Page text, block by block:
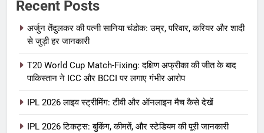
Recent Posts
अर्जुन तेंदुलकर की पत्नी सानिया चंडोक: उम्र, परिवार, करियर और शादी
से जुड़ी हर जानकारी
T20 World Cup Match-Fixing: दक्षिण अफ्रीका की जीत के बाद
पाकिस्तान ने ICC और BCCI पर लगाए गंभीर आरोप
IPL 2026 लाइव स्ट्रीमिंग: टीवी और ऑनलाइन मैच कैसे देखें
IPL 2026 टिकट्स: बुकिंग, कीमतें, और स्टेडियम की पूरी जानकारी